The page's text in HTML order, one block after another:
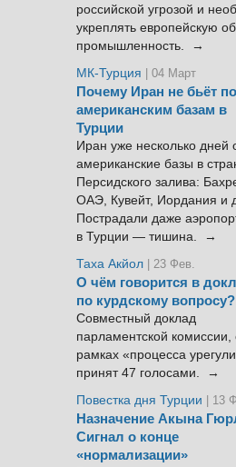
российской угрозой и
укреплять европейскую
промышленность. →
МК-Турция
| 04 Март
Почему Иран не бьёт по
американским базам в
Турции
Иран уже несколько дней
американские базы в
Персидского залива:
ОАЭ, Кувейт, Иордания и
Пострадали даже
в Турции — тишина. →
Таха Акйол | 23 Фев.
О чём говорится в
по курдскому вопросу?
Совместный доклад
парламентской комиссии,
рамках «процесса
принят 47 голосами. →
Повестка дня Турции
| 13
Назначение Акына
Сигнал о конце
«нормализации»